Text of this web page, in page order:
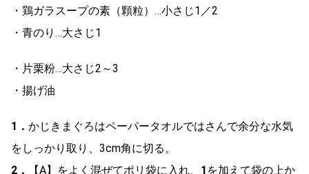
・鶏ガラスープの素（顆粒）…小さじ1／2
・青のり…大さじ1
・片栗粉…大さじ2～3
・揚げ油
1． かじきまぐろはペーパータオルではさんで余分な水気
をしっかり取り、3cm角に切る。
2．
【A】をよく混ぜてポリ袋に入れ、 1 を加えて袋の上か